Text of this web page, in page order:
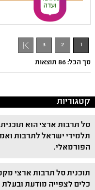
1
2
3
סך הכל: 86 תוצאות
קטגוריות
סל תרבות ארצי הוא
תלמידי ישראל לתרבות
הפורמאלי.
תוכנית סל תרבות ארצי
כלים לצפייה מודעת